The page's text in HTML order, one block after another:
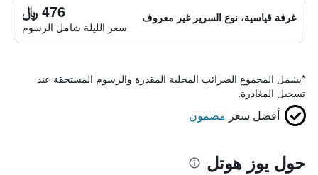
غرفة قياسية، نوع السرير غير معروف 476 ﷼
سعر الليلة شامل الرسوم
*يشمل المجموع الضرائب المحلية المقدرة والرسوم المستحقة عند
تسجيل المغادرة.
أفضل سعر مضمون
حول يوز هوتل